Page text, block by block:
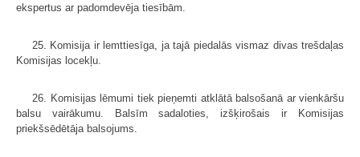
ekspertus ar padomdevēja tiesībām.
25. Komisija ir lemttiesīga, ja tajā piedalās vismaz divas trešdaļas
Komisijas locekļu.
26. Komisijas lēmumi tiek pieņemti atklātā balsošanā ar vienkāršu
balsu vairākumu. Balsīm sadaloties, izšķirošais ir Komisijas
priekšsēdētāja balsojums.